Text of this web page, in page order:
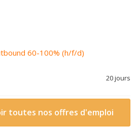
60-100% (h/f/d)
20 jours
toutes nos offres d'emploi